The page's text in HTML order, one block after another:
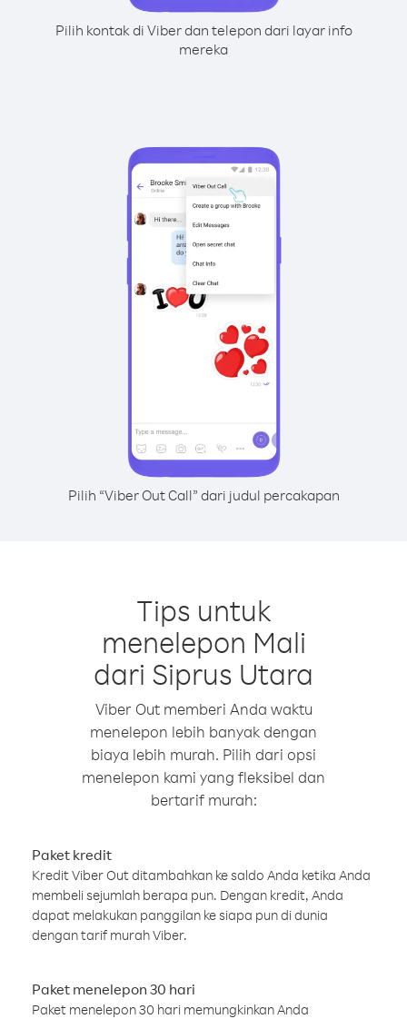
Pilih kontak di Viber dan telepon dari layar info
mereka
Pilih “Viber Out Call” dari judul percakapan
Tips untuk
menelepon Mali
dari Siprus Utara
Viber Out memberi Anda waktu
menelepon lebih banyak dengan
biaya lebih murah. Pilih dari opsi
menelepon kami yang fleksibel dan
bertarif murah:
Paket kredit
Kredit Viber Out ditambahkan ke saldo Anda ketika Anda
membeli sejumlah berapa pun. Dengan kredit, Anda
dapat melakukan panggilan ke siapa pun di dunia
dengan tarif murah Viber.
Paket menelepon 30 hari
Paket menelepon 30 hari memungkinkan Anda